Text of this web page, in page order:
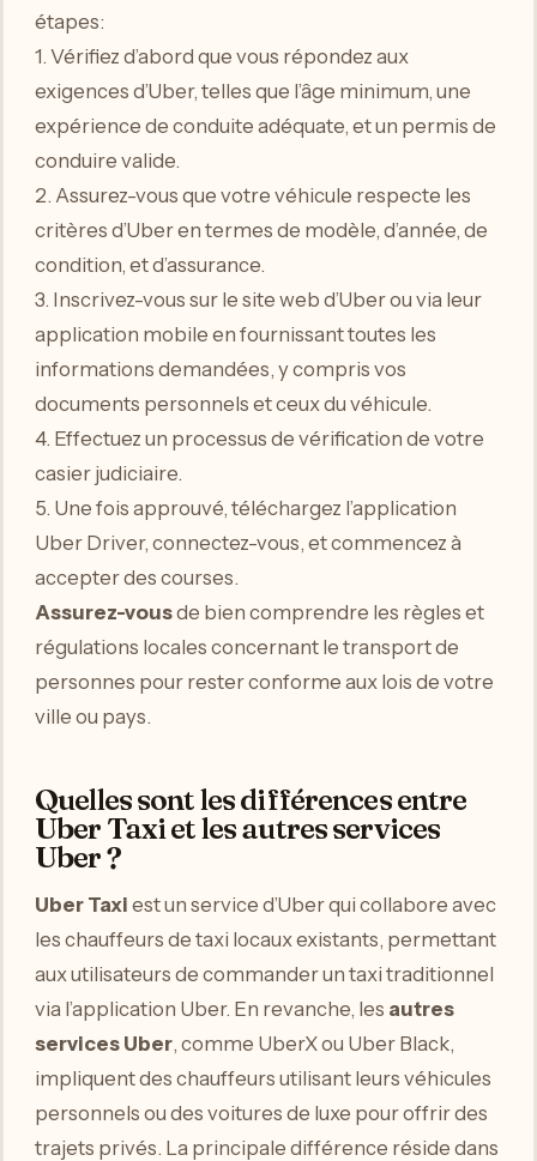
étapes:
1. Vérifiez d’abord que vous répondez aux
exigences d’Uber, telles que l’âge minimum, une
expérience de conduite adéquate, et un permis de
conduire valide.
2. Assurez-vous que votre véhicule respecte les
critères d’Uber en termes de modèle, d’année, de
condition, et d’assurance.
3. Inscrivez-vous sur le site web d’Uber ou via leur
application mobile en fournissant toutes les
informations demandées, y compris vos
documents personnels et ceux du véhicule.
4. Effectuez un processus de vérification de votre
casier judiciaire.
5. Une fois approuvé, téléchargez l’application
Uber Driver, connectez-vous, et commencez à
accepter des courses.
Assurez-vousde bien comprendre les règles et
régulations locales concernant le transport de
personnes pour rester conforme aux lois de votre
ville ou pays.
Quelles sont les différences entre
Uber Taxi et les autres services
Uber ?
Uber Taxi est un service d’Uber qui collabore avec
les chauffeurs de taxi locaux existants, permettant
aux utilisateurs de commander un taxi traditionnel
via l’application Uber. En revanche, les autres
services Uber, comme UberX ou Uber Black,
impliquent des chauffeurs utilisant leurs véhicules
personnels ou des voitures de luxe pour offrir des
trajets privés. La principale différence réside dans